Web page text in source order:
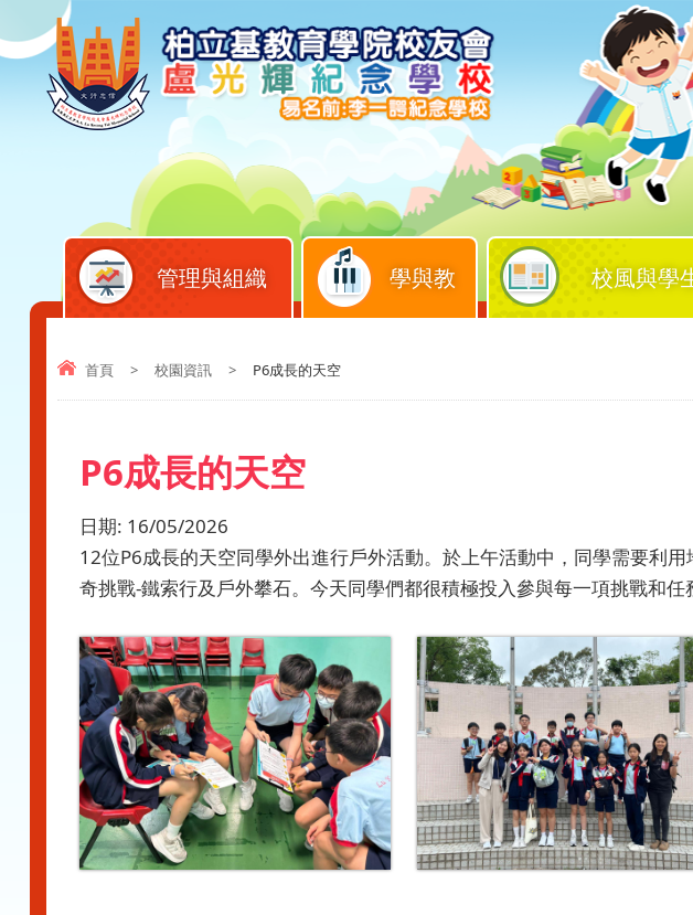
管理與組織 學與教 校風與學
首頁 > 校園資訊 > P6成長的天空
P6成長的天空
日期: 16/05/2026
12位P6成長的天空同學外出進行戶外活動。於上午活動中，同學需要利
奇挑戰-鐵索行及戶外攀石。今天同學們都很積極投入參與每一項挑戰和